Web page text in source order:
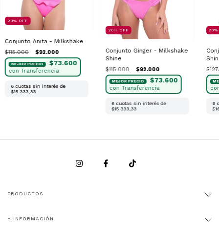
20% OFF
Conjunto Anita - Milkshake
$115.000 $92.000
$73.600
6 cuotas sin interés de
$15.333,33
20% OFF
Conjunto Ginger - Milkshake
Shine
$115.000 $92.000
$73.600
6 cuotas sin interés de
$15.333,33
20
6
PRODUCTOS
+ INFORMACIÓN